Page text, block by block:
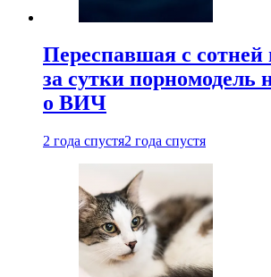
Переспавшая с
за сутки порномодель
о ВИЧ
2 года спустя2 года спустя